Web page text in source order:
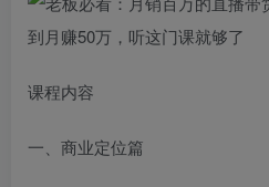
课程内容
一、商业定位篇